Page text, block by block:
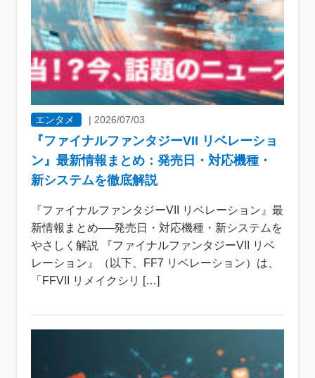
エンタメ | 2026/07/03
『ファイナルファンタジーVII リベレーショ
ン』最新情報まとめ：発売日・対応機種・
新システムを徹底解説
『ファイナルファンタジーVII リベレーション』最
新情報まとめ──発売日・対応機種・新システムを
やさしく解説 『ファイナルファンタジーVII リベ
レーション』（以下、FF7 リベレーション）は、
「FFVII リメイクシリ […]